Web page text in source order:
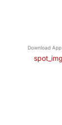
Download App